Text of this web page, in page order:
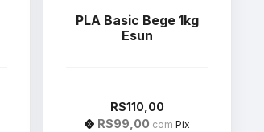
PLA Basic Bege 1kg
Esun
R$110,00
R$99,00 com Pix